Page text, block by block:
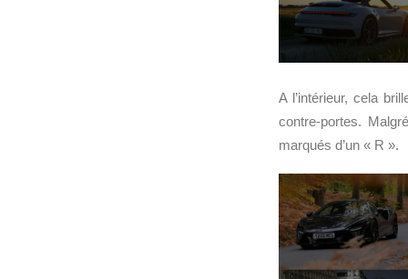
A l’intérieur, cela
contre-portes.
marqués d’un « R ».